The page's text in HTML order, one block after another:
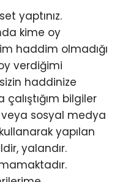
yaptınız.
kime oy
haddim olmadığı
verdiğimi
haddinize
bilgiler
veya sosyal medya
yapılan
yalandır.